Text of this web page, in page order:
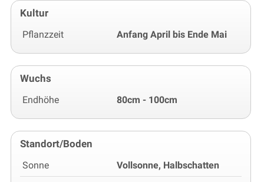
Kultur
Pflanzzeit Anfang April bis Ende Mai
Wuchs
Endhöhe 80cm - 100cm
Standort/Boden
Sonne Vollsonne, Halbschatten